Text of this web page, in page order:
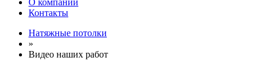
О компании
Контакты
Натяжные потолки
»
Видео наших работ